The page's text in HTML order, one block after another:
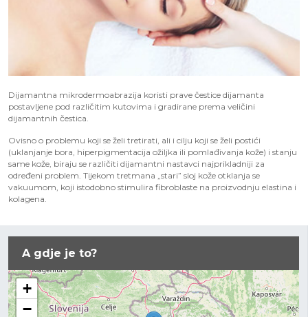
Dijamantna mikrodermoabrazija koristi prave čestice dijamanta
postavljene pod različitim kutovima i gradirane prema veličini
dijamantnih čestica.
Ovisno o problemu koji se želi tretirati, ali i cilju koji se želi postići
(uklanjanje bora, hiperpigmentacija ožiljka ili pomlađivanja kože) i stanju
same kože, biraju se različiti dijamantni nastavci najprikladniji za
određeni problem. Tijekom tretmana „stari” sloj kože otklanja se
vakuumom, koji istodobno stimulira fibroblaste na proizvodnju elastina i
kolagena.
A gdje je to?
+
−